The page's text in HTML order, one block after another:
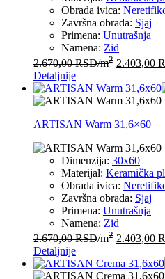
Obrada ivica:
Završna obrada: Sjaj
Primena: Unutrašnja
Namena: Zid
2.670,00RSD/m2 2.403,00
Detaljnije
ARTISAN Warm 31,6×60
Dimenzija: 30x60
Materijal: Keramička
Obrada ivica:
Završna obrada: Sjaj
Primena: Unutrašnja
Namena: Zid
2.670,00RSD/m2 2.403,00
Detaljnije